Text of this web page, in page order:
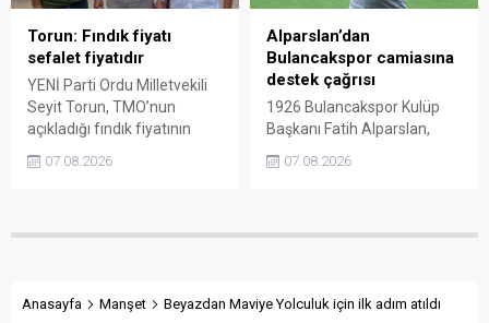
Giresun milletvekillerini açık
ve net bir cevap vermeye
çağırdı.
Torun: Fındık fiyatı
sefalet fiyatıdır
YENİ Parti Ordu Milletvekili
Seyit Torun, TMO’nun
açıkladığı fındık fiyatının
üreticinin maliyetlerini
karşılamadığını söyledi.
“Üreticinin alın terini yabancı
07.08.2026
Alparslan’dan
Bulancakspor camiasına
destek çağrısı
1926 Bulancakspor Kulüp
Başkanı Fatih Alparslan,
transferden altyapıya,
tesisleşmeden kurumsal
attıklarını belirterek iş
taraftarları kulübe destek
07.08.2026
Anasayfa Manşet Beyazdan Maviye Yolculuk için ilk adım atıldı